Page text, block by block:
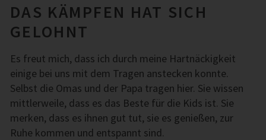
DAS KÄMPFEN HAT SICH
GELOHNT
Es freut mich, dass ich durch meine Hartnäckigkeit
einige bei uns mit dem Tragen anstecken konnte.
Selbst die Omas und der Papa tragen hier. Sie wissen
mittlerweile, dass es das Beste für die Kids ist. Sie
merken, dass es ihnen gut tut, sie es genießen, zur
Ruhe kommen und entspannt sind.